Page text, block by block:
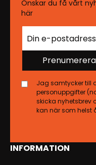
INFORMATION
Önskar du få vårt
här
Prenumerera
Jag samtycker till
personuppgifter
skicka nyhetsbrev
kan när som helst